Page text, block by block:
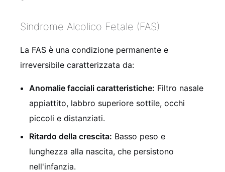
Sindrome Alcolico Fetale (FAS)
La FAS è una condizione permanente e
irreversibile caratterizzata da:
Anomalie facciali caratteristiche: Filtro nasale
appiattito, labbro superiore sottile, occhi
piccoli e distanziati.
Ritardo della crescita: Basso peso e
lunghezza alla nascita, che persistono
nell'infanzia.